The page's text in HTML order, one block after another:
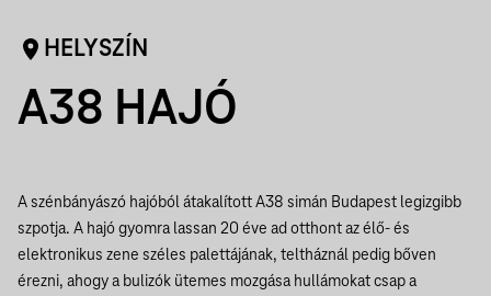
HELYSZÍN
A38 HAJÓ
A szénbányászó hajóból átakalított A38 simán Budapest legizgibb
szpotja. A hajó gyomra lassan 20 éve ad otthont az élő- és
elektronikus zene széles palettájának, teltháznál pedig bőven
érezni, ahogy a bulizók ütemes mozgása hullámokat csap a